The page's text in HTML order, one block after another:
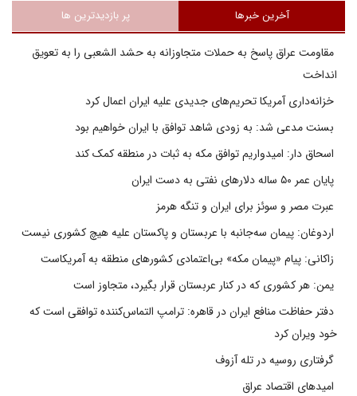
آخرین خبرها پر بازدیدترین ها
مقاومت عراق پاسخ به حملات متجاوزانه به حشد الشعبی را به تعویق
انداخت
خزانه‌داری آمریکا تحریم‌های جدیدی علیه ایران اعمال کرد
بسنت مدعی شد: به زودی شاهد توافق با ایران خواهیم بود
اسحاق دار: امیدواریم توافق مکه به ثبات در منطقه کمک کند
پایان عمر ۵۰ ساله دلارهای نفتی به دست ایران
عبرت مصر و سوئز برای ایران و تنگه هرمز
اردوغان: پیمان سه‌جانبه با عربستان و پاکستان علیه هیچ کشوری نیست
زاکانی: پیام «پیمان مکه» بی‌اعتمادی کشورهای منطقه به آمریکاست
یمن: هر کشوری که در کنار عربستان قرار بگیرد، متجاوز است
دفتر حفاظت منافع ایران در قاهره: ترامپ التماس‌کننده توافقی است که
خود ویران کرد
گرفتاری روسیه در تله آزوف
امیدهای اقتصاد عراق